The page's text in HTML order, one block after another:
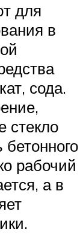
для
в
сода.
стекло
бетонного
рабочий
а в